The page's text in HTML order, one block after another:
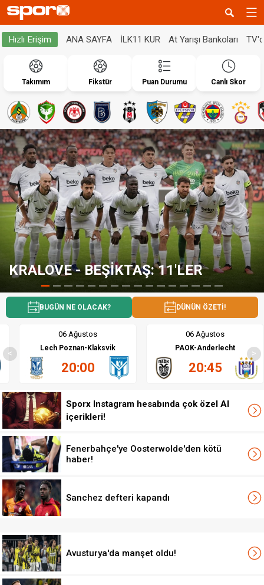
Hızlı Erişim ANA SAYFA İLK11 KUR At Yarışı Bankoları
Takımım Fikstür Puan Durumu Canlı Skor
11'LER RESMİ:
Geri İleri
BUGÜN NE OLACAK? DÜNÜN ÖZETİ!
<
06 Ağustos
Lech Poznan-Klaksvik
20:00
06 Ağustos
PAOK-Anderlecht
20:45
>
Sporx Instagram hesabında çok özel AI
içerikleri!
Fenerbahçe'ye Oosterwolde'den kötü
haber!
Sanchez defteri kapandı
Avusturya'da manşet oldu!